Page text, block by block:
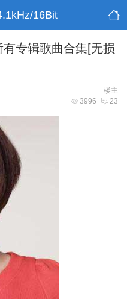
16Bit
专辑歌曲合集[无损
楼主
3996 23